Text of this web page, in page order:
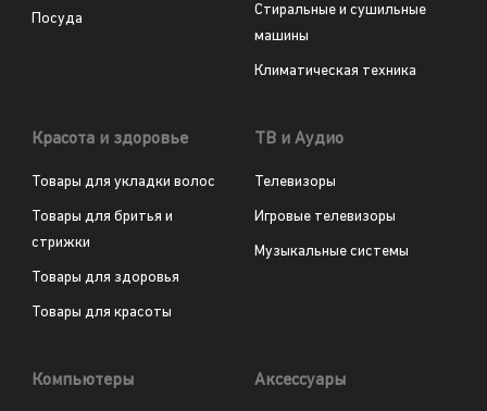
Посуда
Стиральные и сушильные
машины
Климатическая техника
Красота и здоровье
Товары для укладки волос
Товары для бритья и
стрижки
Товары для здоровья
Товары для красоты
ТВ и Аудио
Телевизоры
Игровые телевизоры
Музыкальные системы
Компьютеры Аксессуары